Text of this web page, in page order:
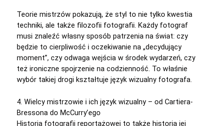
Teorie mistrzów pokazują, że styl to nie tylko kwestia
techniki, ale także filozofii fotografii. Każdy fotograf
musi znaleźć własny sposób patrzenia na świat: czy
będzie to cierpliwość i oczekiwanie na „decydujący
moment”, czy odwaga wejścia w środek wydarzeń, czy
też ironiczne spojrzenie na codzienność. To właśnie
wybór takiej drogi kształtuje język wizualny fotografa.
4. Wielcy mistrzowie i ich język wizualny – od Cartiera-
Bressona do McCurry’ego
Historia fotografii reportażowej to także historia jej